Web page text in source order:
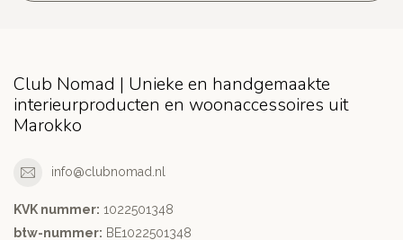
Club Nomad | Unieke en handgemaakte
interieurproducten en woonaccessoires uit
Marokko
info@clubnomad.nl
KVK nummer: 1022501348
btw-nummer: BE1022501348